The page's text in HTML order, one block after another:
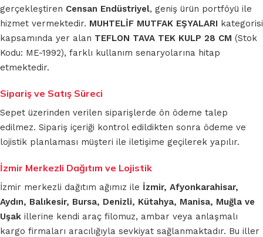
gerçekleştiren Censan Endüstriyel, geniş ürün portföyü ile
hizmet vermektedir. MUHTELİF MUTFAK EŞYALARI kategorisi
kapsamında yer alan TEFLON TAVA TEK KULP 28 CM (Stok
Kodu: ME-1992), farklı kullanım senaryolarına hitap
etmektedir.
Sipariş ve Satış Süreci
Sepet üzerinden verilen siparişlerde ön ödeme talep
edilmez. Sipariş içeriği kontrol edildikten sonra ödeme ve
lojistik planlaması müşteri ile iletişime geçilerek yapılır.
İzmir Merkezli Dağıtım ve Lojistik
İzmir merkezli dağıtım ağımız ile İzmir, Afyonkarahisar,
Aydın, Balıkesir, Bursa, Denizli, Kütahya, Manisa, Muğla ve
Uşak illerine kendi araç filomuz, ambar veya anlaşmalı
kargo firmaları aracılığıyla sevkiyat sağlanmaktadır. Bu iller